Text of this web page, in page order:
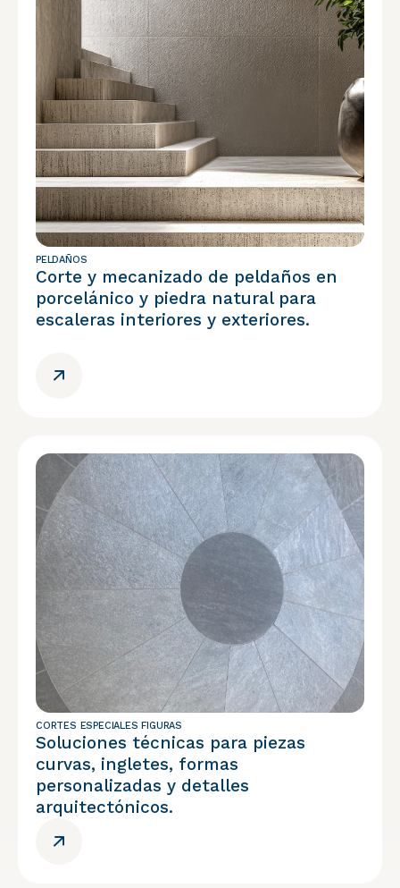
PELDAÑOS
Corte y mecanizado de peldaños en
porcelánico y piedra natural para
escaleras interiores y exteriores.
CORTES ESPECIALES FIGURAS
Soluciones técnicas para piezas
curvas, ingletes, formas
personalizadas y detalles
arquitectónicos.